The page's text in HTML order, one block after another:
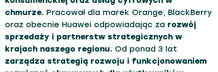
chmurze. Pracował dla marek Orange, BlackBerry
oraz obecnie Huawei odpowiadając za rozwój
sprzedaży i partnerstw strategicznych w
krajach naszego regionu. Od ponad 3 lat
zarządza strategią rozwoju i funkcjonowaniem